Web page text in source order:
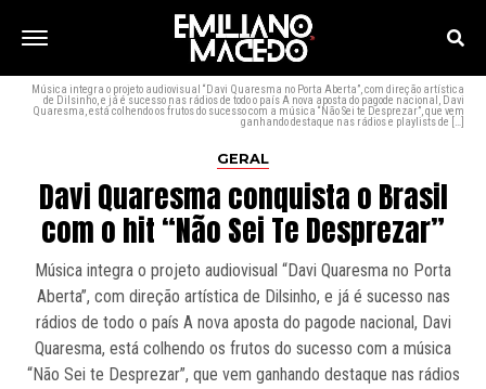
Música integra o projeto audiovisual “Davi Quaresma no Porta Aberta”, com direção artística
de Dilsinho, e já é sucesso nas rádios de todo o país A nova aposta do pagode nacional, Davi
Quaresma, está colhendo os frutos do sucesso com a música “Não Sei te Desprezar”, que vem
ganhando destaque nas rádios e playlists de […]
GERAL
Davi Quaresma conquista o Brasil
com o hit “Não Sei Te Desprezar”
Música integra o projeto audiovisual “Davi Quaresma no Porta
Aberta”, com direção artística de Dilsinho, e já é sucesso nas
rádios de todo o país A nova aposta do pagode nacional, Davi
Quaresma, está colhendo os frutos do sucesso com a música
“Não Sei te Desprezar”, que vem ganhando destaque nas rádios